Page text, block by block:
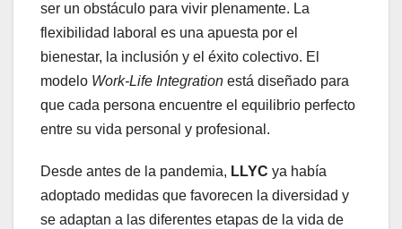
ser un obstáculo para vivir plenamente. La
flexibilidad laboral es una apuesta por el
bienestar, la inclusión y el éxito colectivo. El
modelo Work-Life Integration está diseñado para
que cada persona encuentre el equilibrio perfecto
entre su vida personal y profesional.
Desde antes de la pandemia, LLYC ya había
adoptado medidas que favorecen la diversidad y
se adaptan a las diferentes etapas de la vida de